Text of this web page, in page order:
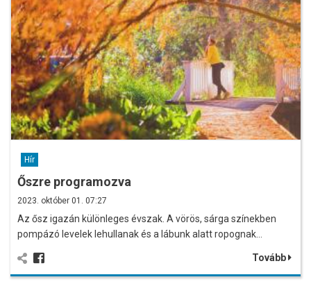
Hír
Őszre programozva
2023. október 01. 07:27
Az ősz igazán különleges évszak. A vörös, sárga színekben
pompázó levelek lehullanak és a lábunk alatt ropognak…
Tovább